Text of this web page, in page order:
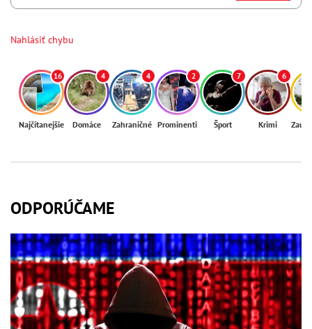
Nahlásiť chybu
16
Najčítanejšie
4
Domáce
4
Zahraničné
2
Prominenti
7
Šport
6
Krimi
ODPORÚČAME